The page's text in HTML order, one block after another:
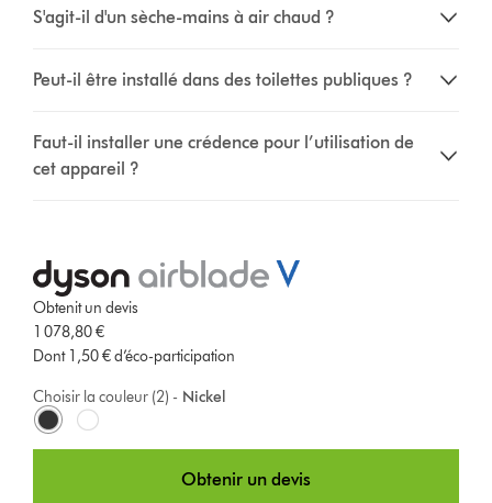
S'agit-il d'un sèche-mains à air chaud ?
Peut-il être installé dans des toilettes publiques ?
Faut-il installer une crédence pour l’utilisation de
cet appareil ?
Obtenit un devis
1 078,80 €
Dont 1,50 € d’éco-participation
Nickel
Choisir la couleur (2) -
NickelBlanc
Obtenir un devis